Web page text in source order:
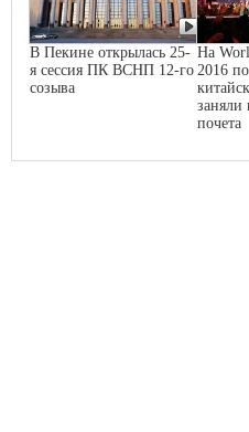
В Пекине открылась 25-
я сессия ПК ВСНП 12-го
созыва
На
2016
заняли
почета